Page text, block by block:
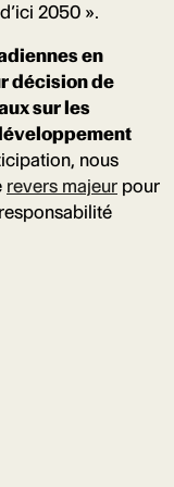
2050 ».
en
décision de
sur les
nous
revers majeur pour